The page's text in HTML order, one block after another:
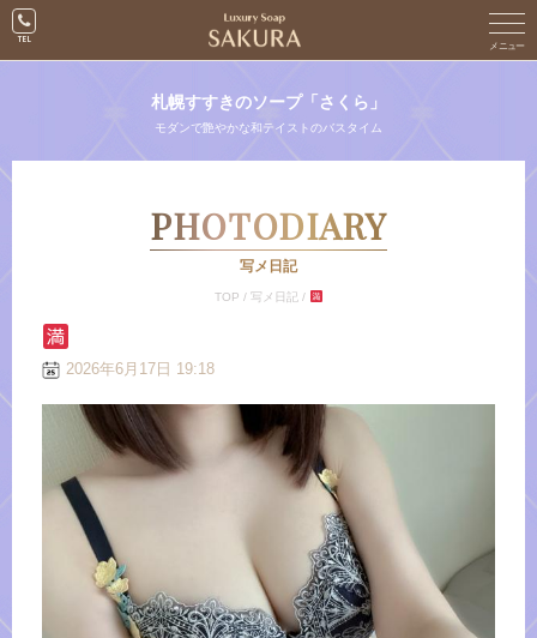
札幌すすきのソープ「さくら」
モダンで艶やかな和テイストのバスタイム
PHOTODIARY
写メ日記
TOP / 写メ日記 /
2026年6月17日 19:18